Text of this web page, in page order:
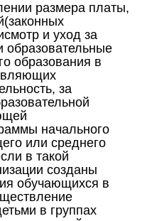
размера платы,
и уход за
образования в
за
начального
или среднего
в такой
созданы
обучающихся в
в группах